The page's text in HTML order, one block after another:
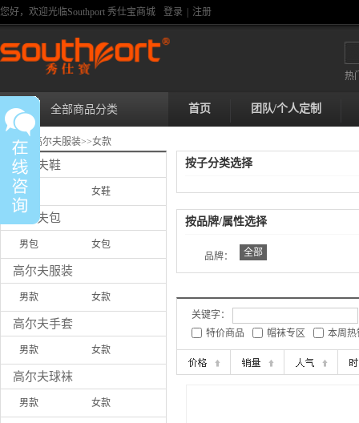
您好，欢迎光临Southport 秀仕宝商城 登录 注册
热
全部商品分类 首页 团队/个人定制
首页>> 高尔夫服装>>女款
高尔夫鞋
男鞋 女鞋
高尔夫包
男包 女包
高尔夫服装
男款 女款
高尔夫手套
男款 女款
高尔夫球袜
男款 女款
按子分类选择
按品牌/属性选择
品牌： 全部
关键字：
特价商品
帽袜专区 本周热